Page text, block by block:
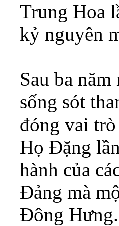
Trung Hoa
kỷ nguyên
Sau ba
sống sót
đóng vai
Họ Đặng
hành của
Đảng mà
Đông